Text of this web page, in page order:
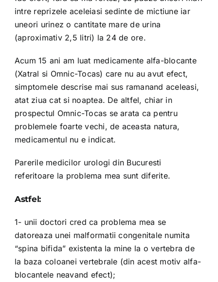
intre reprizele aceleiasi sedinte de mictiune iar
uneori urinez o cantitate mare de urina
(aproximativ 2,5 litri) la 24 de ore.
Acum 15 ani am luat medicamente alfa-blocante
(Xatral si Omnic-Tocas) care nu au avut efect,
simptomele descrise mai sus ramanand aceleasi,
atat ziua cat si noaptea. De altfel, chiar in
prospectul Omnic-Tocas se arata ca pentru
problemele foarte vechi, de aceasta natura,
medicamentul nu e indicat.
Parerile medicilor urologi din Bucuresti
referitoare la problema mea sunt diferite.
Astfel:
1- unii doctori cred ca problema mea se
datoreaza unei malformatii congenitale numita
“spina bifida” existenta la mine la o vertebra de
la baza coloanei vertebrale (din acest motiv alfa-
blocantele neavand efect);